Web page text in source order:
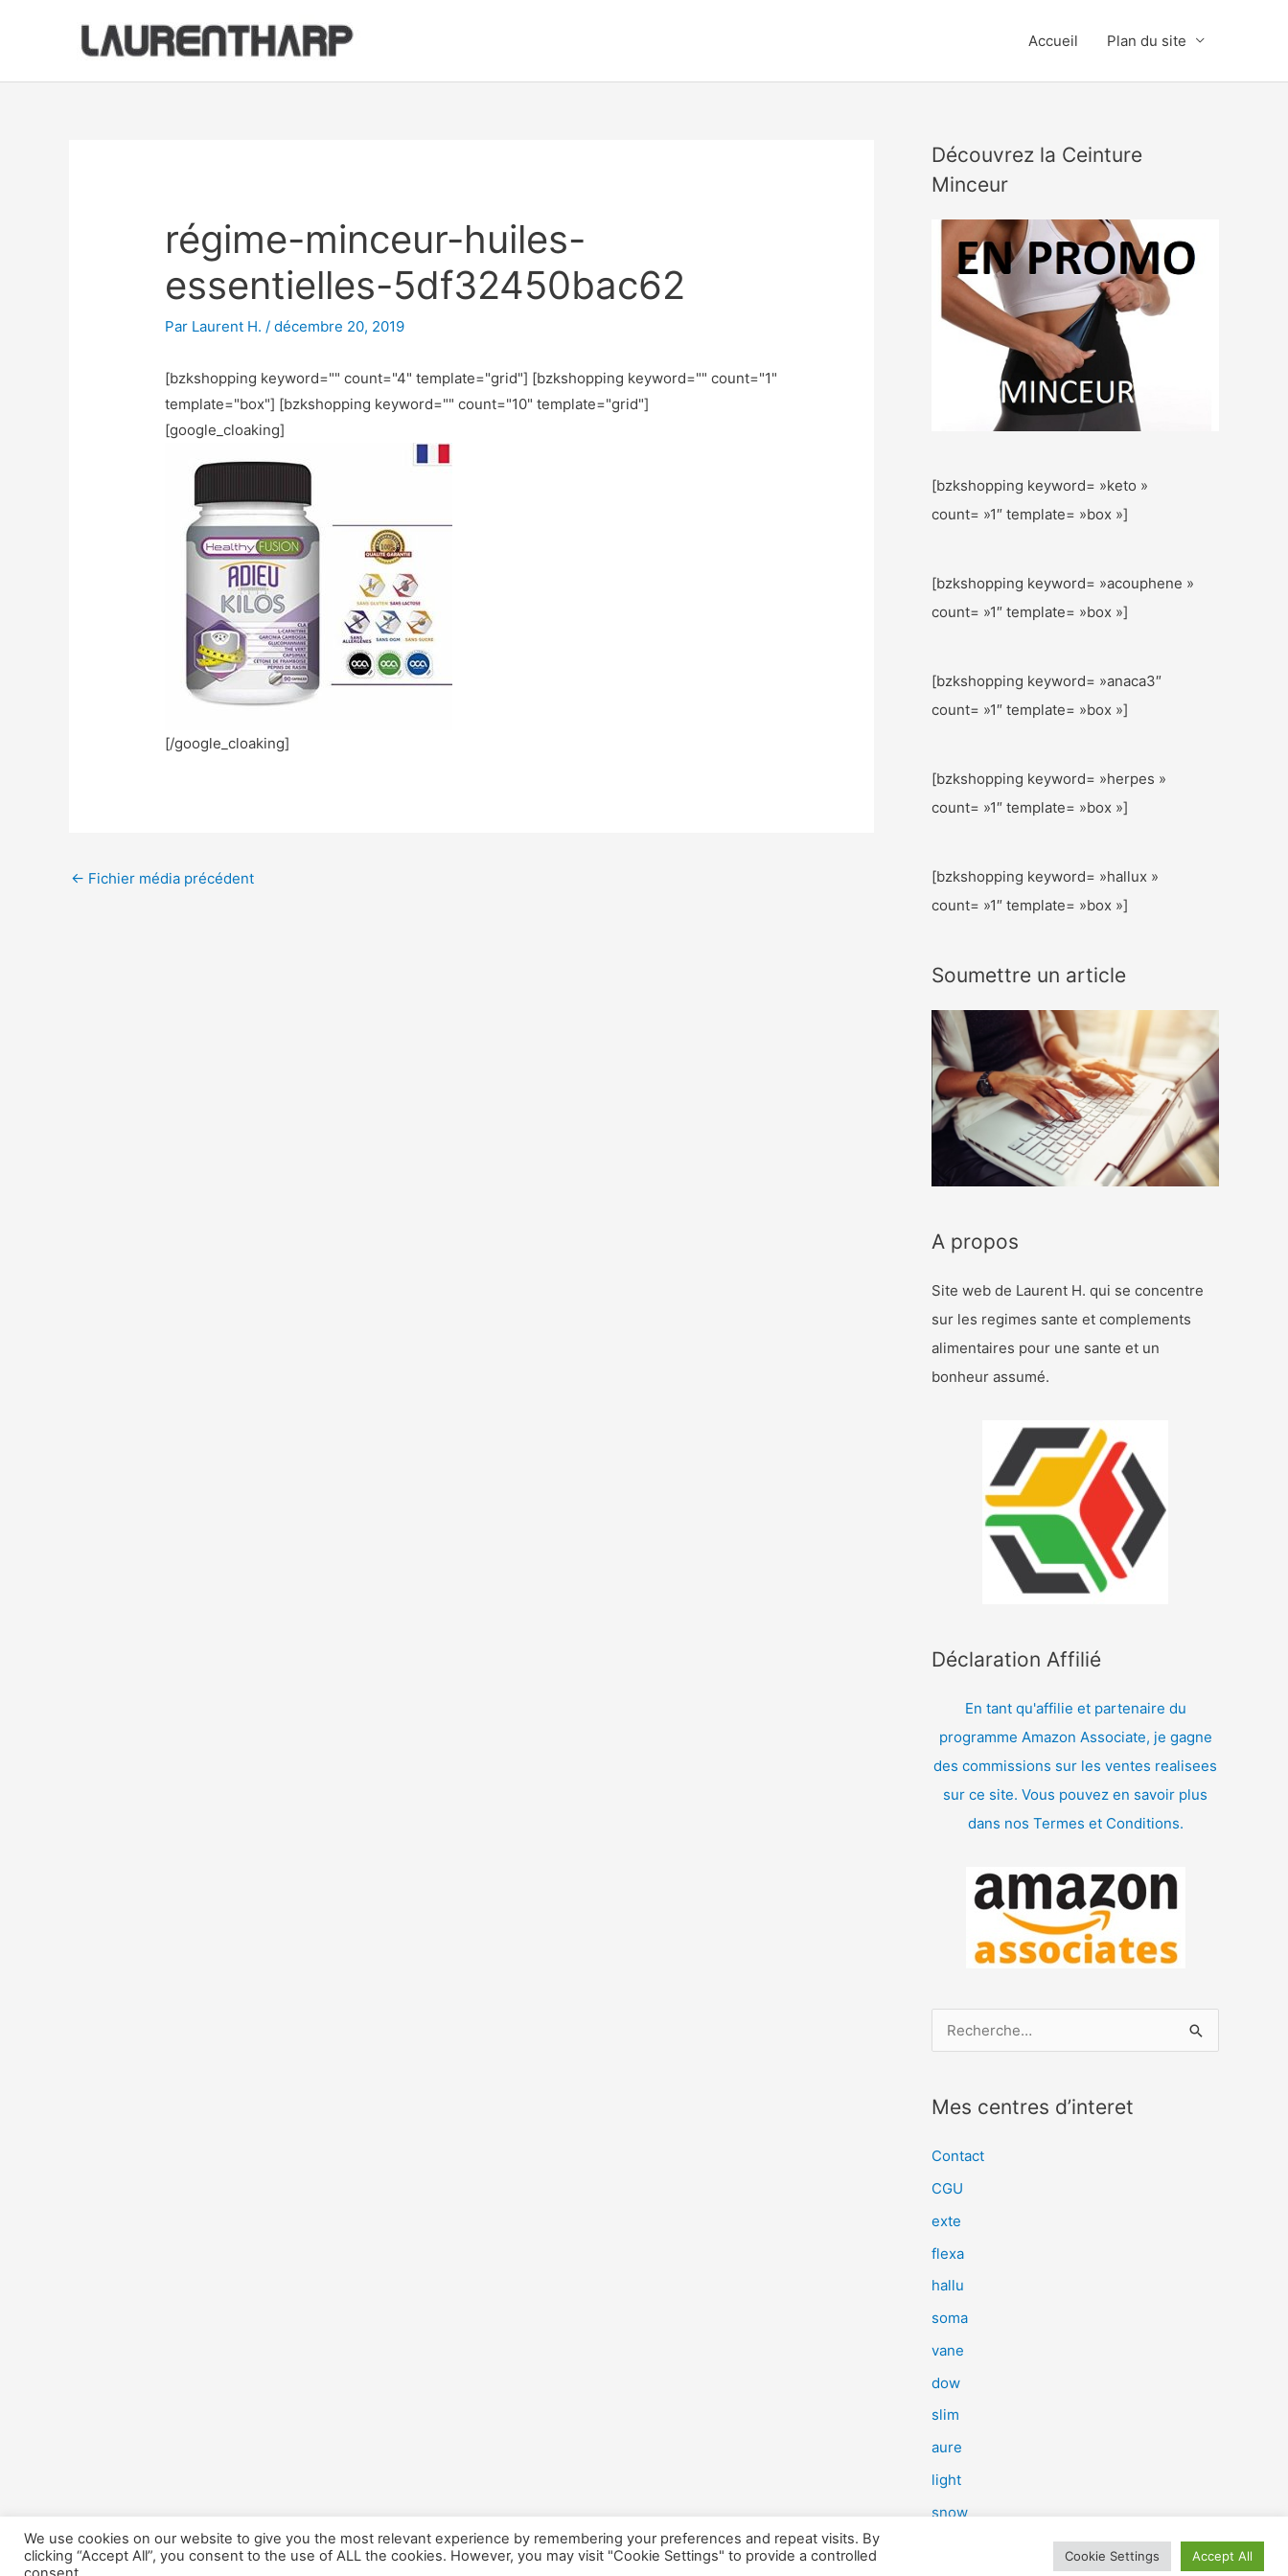
Accueil Plan du site
régime-minceur-huiles-
essentielles-5df32450bac62
Par Laurent H./décembre 20, 2019
[bzkshopping keyword="" count="4" template="grid"] [bzkshopping keyword="" count="1"
template="box"] [bzkshopping keyword="" count="10" template="grid"]
[google_cloaking]
[/google_cloaking]
← Fichier média précédent
Découvrez la Ceinture
Minceur
[bzkshopping keyword= »keto »
count= »1″ template= »box »]
[bzkshopping keyword= »acouphene »
count= »1″ template= »box »]
[bzkshopping keyword= »anaca3″
count= »1″ template= »box »]
[bzkshopping keyword= »herpes »
count= »1″ template= »box »]
[bzkshopping keyword= »hallux »
count= »1″ template= »box »]
Soumettre un article
A propos
Site web de Laurent H. qui se concentre
sur les regimes sante et complements
alimentaires pour une sante et un
bonheur assumé.
Déclaration Affilié
En tant qu'affilie et partenaire du
programme Amazon Associate, je gagne
des commissions sur les ventes realisees
sur ce site. Vous pouvez en savoir plus
dans nos Termes et Conditions.
e
e
r
:
Mes centres d’interet
Contact
CGU
exte
flexa
hallu
soma
vane
dow
slim
aure
light
snow
We use cookies on our website to give you the most relevant experience by remembering your preferences and repeat visits. By
clicking “Accept All”, you consent to the use of ALL the cookies. However, you may visit "Cookie Settings" to provide a controlled
Cookie Settings Accept All